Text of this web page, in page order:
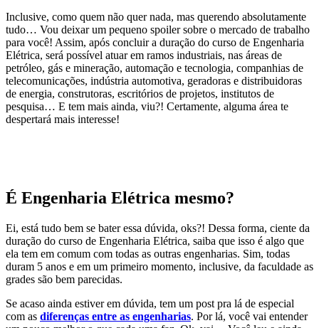
Inclusive, como quem não quer nada, mas querendo absolutamente
tudo… Vou deixar um pequeno spoiler sobre o mercado de trabalho
para você! Assim, após concluir a duração do curso de Engenharia
Elétrica, será possível atuar em ramos industriais, nas áreas de
petróleo, gás e mineração, automação e tecnologia, companhias de
telecomunicações, indústria automotiva, geradoras e distribuidoras
de energia, construtoras, escritórios de projetos, institutos de
pesquisa… E tem mais ainda, viu?! Certamente, alguma área te
despertará mais interesse!
É Engenharia Elétrica mesmo?
Ei, está tudo bem se bater essa dúvida, oks?! Dessa forma, ciente da
duração do curso de Engenharia Elétrica, saiba que isso é algo que
ela tem em comum com todas as outras engenharias. Sim, todas
duram 5 anos e em um primeiro momento, inclusive, da faculdade as
grades são bem parecidas.
Se acaso ainda estiver em dúvida, tem um post pra lá de especial
com as diferenças entre as engenharias. Por lá, você vai entender